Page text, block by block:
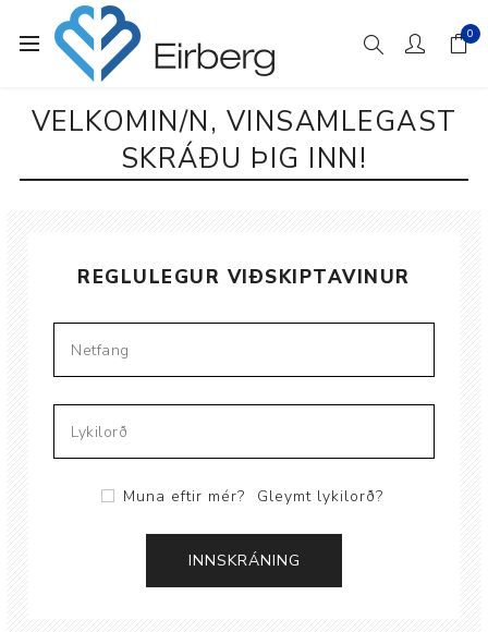
0
VELKOMIN/N, VINSAMLEGAST
SKRÁÐU ÞIG INN!
REGLULEGUR VIÐSKIPTAVINUR
Muna eftir mér? Gleymt lykilorð?